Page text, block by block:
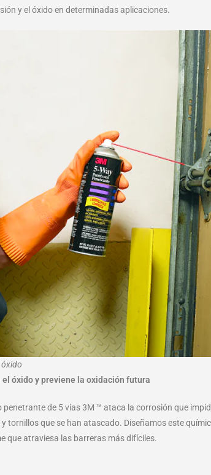
y el óxido en determinadas aplicaciones.
óxido
el óxido y previene la oxidación futura
penetrante de 5 vías 3M ™ ataca la corrosión que
tornillos que se han atascado. Diseñamos este
que atraviesa las barreras más difíciles.